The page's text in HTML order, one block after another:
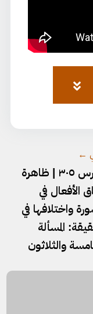
←
الدرس ٣٠٥ | ظاهرة
الأفعال في
واختلافها في
المسألة
والثلاثون